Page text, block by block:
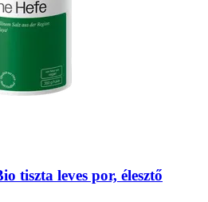
tiszta leves por, élesztő